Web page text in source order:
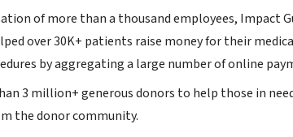
of more than a thousand employees, Impact
over 30K+ patients raise money for their
by aggregating a large number of online
3 million+ generous donors to help those in
the donor community.